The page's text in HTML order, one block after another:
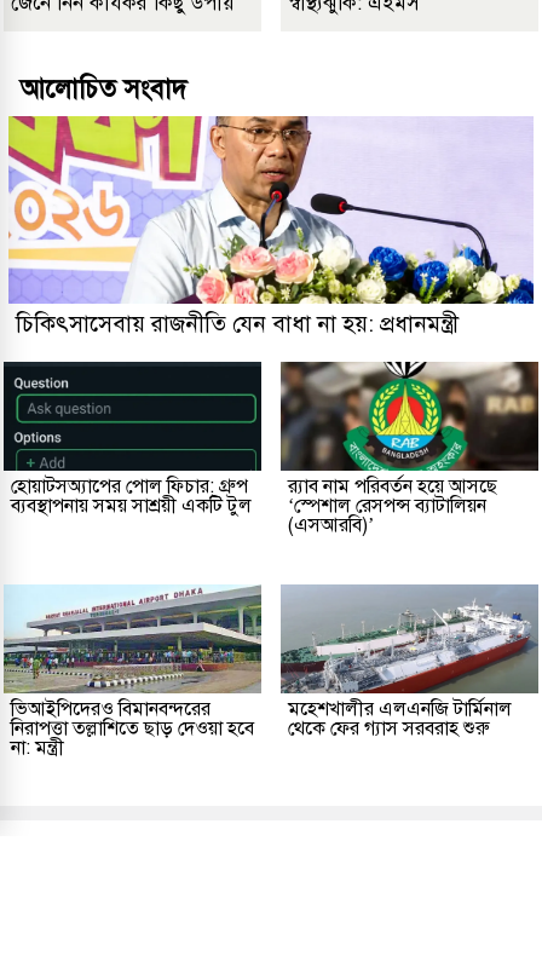
আলোচিত সংবাদ
চিকিৎসাসেবায় রাজনীতি যেন বাধা না হয়: প্রধানমন্ত্রী
হোয়াটসঅ্যাপের পোল ফিচার: গ্রুপ
ব্যবস্থাপনায় সময় সাশ্রয়ী একটি টুল
র‌্যাব নাম পরিবর্তন হয়ে আসছে
‘স্পেশাল রেসপন্স ব্যাটালিয়ন
(এসআরবি)’
ভিআইপিদেরও বিমানবন্দরের
নিরাপত্তা তল্লাশিতে ছাড় দেওয়া হবে
না: মন্ত্রী
মহেশখালীর এলএনজি টার্মিনাল
থেকে ফের গ্যাস সরবরাহ শুরু